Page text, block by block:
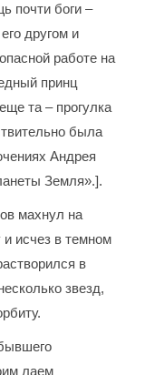
почти боги –
другом и
работе на
принц
та – прогулка
была
Андрея
Земля».].
махнул на
исчез в темном
в
звезд,
лаем